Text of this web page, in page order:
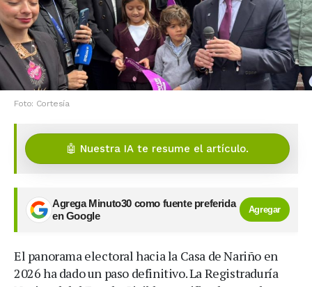
Foto: Cortesía
🤖 Nuestra IA te resume el artículo.
Agrega Minuto30 como fuente preferida
en Google
Agregar
El panorama electoral hacia la Casa de Nariño en
2026 ha dado un paso definitivo. La Registraduría